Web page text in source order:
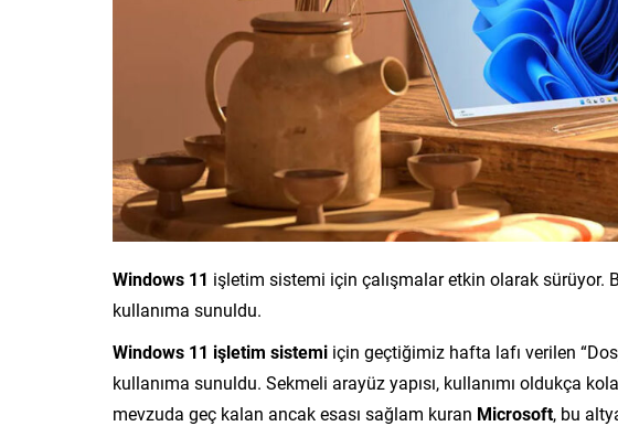
Windows 11 işletim sistemi için çalışmalar etkin olarak sürüyor.
kullanıma sunuldu.
Windows 11 işletim sistemi için geçtiğimiz hafta lafı verilen
kullanıma sunuldu. Sekmeli arayüz yapısı, kullanımı oldukça
mevzuda geç kalan ancak esası sağlam kuran Microsoft, bu